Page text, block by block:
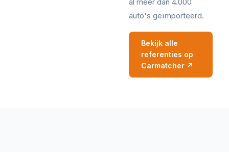
auto's geïmporteerd.
Bekijk alle
referenties op
Carmatcher ↗